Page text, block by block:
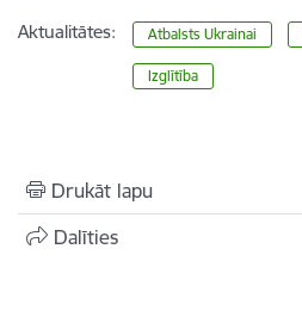
Aktualitātes: Atbalsts Ukrainai
Izglītība
Drukāt lapu
Dalīties